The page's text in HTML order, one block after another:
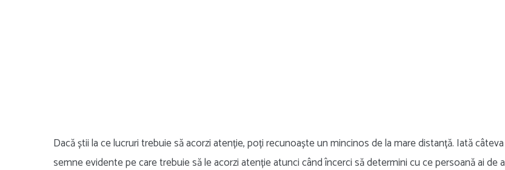
Dacă știi la ce lucruri trebuie să acorzi atenție, poți recunoaște un mincinos de la mare distanță. Iată câteva
semne evidente pe care trebuie să le acorzi atenție atunci când încerci să determini cu ce persoană ai de a